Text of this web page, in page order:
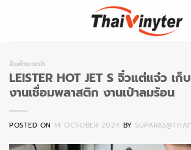
สินค้าแนะนำ
LEISTER HOT JET S จิ๋วแต่แจ๋ว เก็
งานเชื่อมพลาสติก งานเป่าลมร้อน
POSTED ON 14 OCTOBER 2024 BY